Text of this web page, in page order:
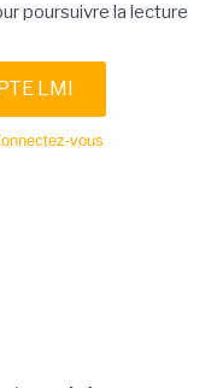
poursuivre la lecture
LMI
vous